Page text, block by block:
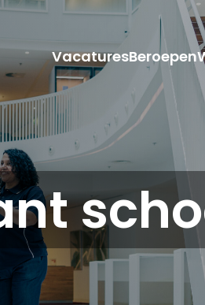
VacaturesBeroepen